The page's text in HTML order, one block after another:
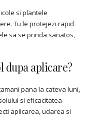
si plantele
Tu le protejezi rapid
sa se prinda sanatos,
dupa aplicare?
pana la cateva luni,
si eficacitatea
aplicarea, udarea si